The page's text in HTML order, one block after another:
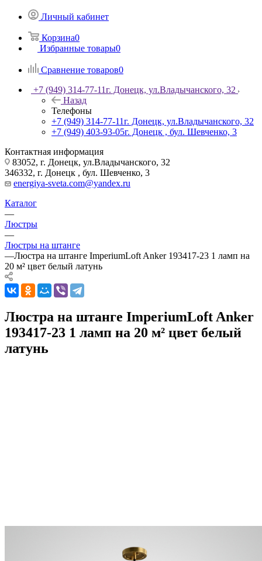
Личный кабинет
Корзина0
Избранные товары0
Сравнение товаров0
+7 (949) 314-77-11г. Донецк, ул.Владычанского, 32
Назад
Телефоны
+7 (949) 314-77-11г. Донецк, ул.Владычанского, 32
+7 (949) 403-93-05г. Донецк , бул. Шевченко, 3
Контактная информация
83052, г. Донецк, ул.Владычанского, 32
346332, г. Донецк , бул. Шевченко, 3
energiya-sveta.com@yandex.ru
Каталог
—
Люстры
—
Люстры на штанге
—Люстра на штанге ImperiumLoft Anker 193417-23 1 ламп на
20 м² цвет белый латунь
Люстра на штанге ImperiumLoft Anker
193417-23 1 ламп на 20 м² цвет белый
латунь